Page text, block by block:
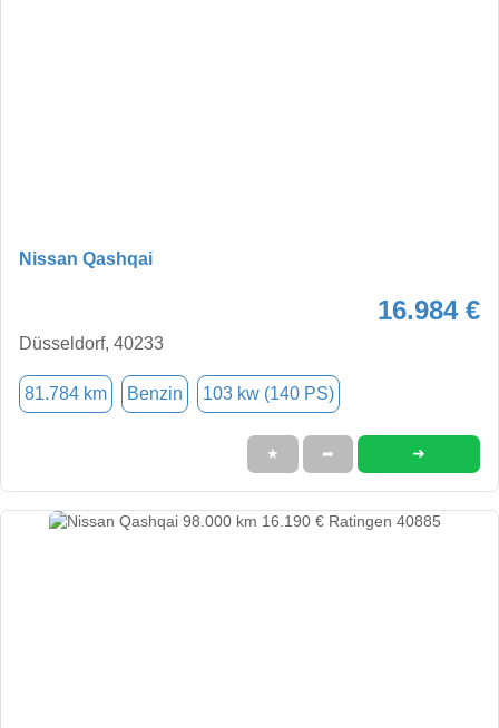
Nissan Qashqai
16.984 €
Düsseldorf, 40233
81.784 km Benzin 103 kw (140 PS)
★ ➦ ➜